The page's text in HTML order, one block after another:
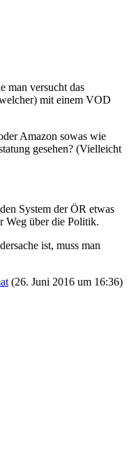
man versucht das
mit einem VOD
Amazon sowas wie
gesehen? (Vielleicht
System der ÖR etwas
Weg über die Politik.
ist, muss man
(26. Juni 2016 um 16:36)